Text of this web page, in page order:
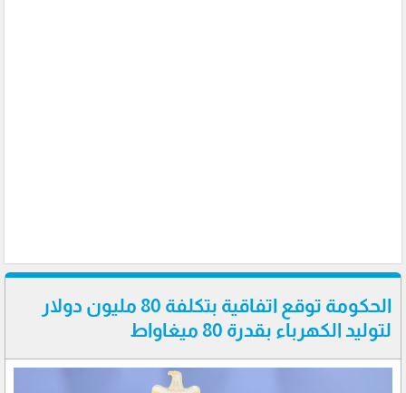
الحكومة توقع اتفاقية بتكلفة 80 مليون دولار
لتوليد الكهرباء بقدرة 80 ميغاواط